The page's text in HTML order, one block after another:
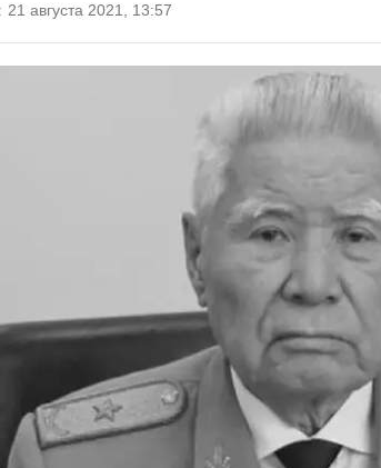
21 августа 2021, 13:57